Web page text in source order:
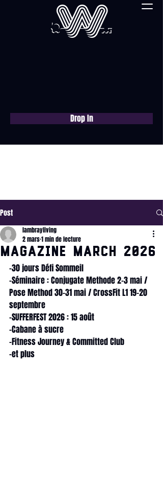
Drop In
Post
Magazine MARCH 2026
lambrayliving
2 mars1 min de lecture
-30 jours Défi Sommeil
-Séminaire : Conjugate Methode 2-3 mai /
Pose Method 30-31 mai / CrossFit L1 19-20
septembre
-SUFFERFEST 2026 : 15 août
-Cabane à sucre
-Fitness Journey & Committed Club
-et plus